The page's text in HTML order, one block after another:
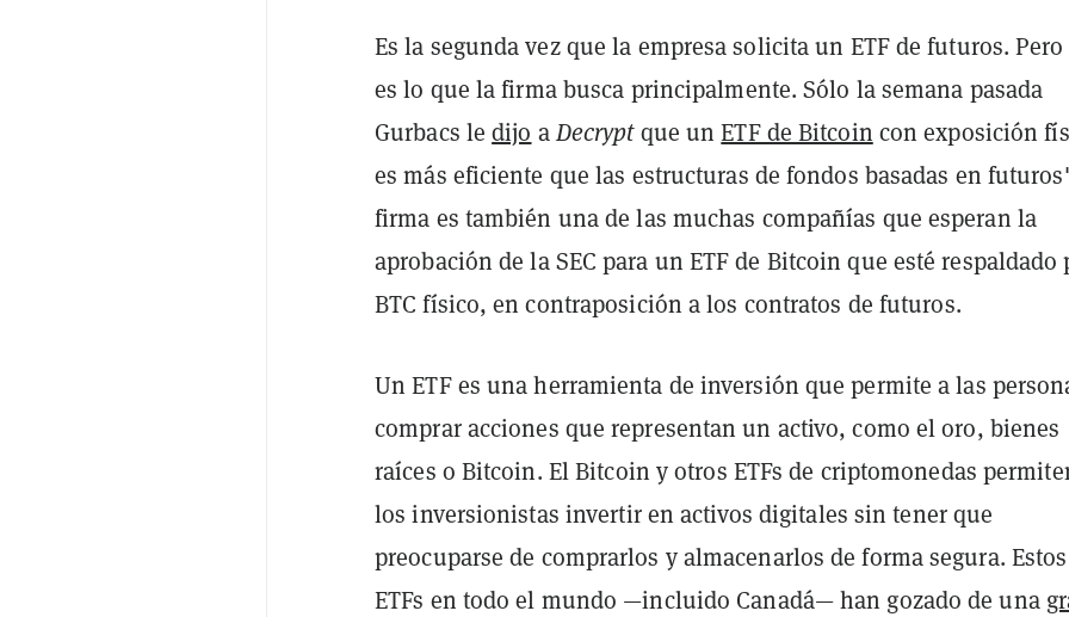
Es la segunda vez que la empresa solicita un ETF de futuros.
es lo que la firma busca principalmente. Sólo la semana pasada
Gurbacs ledijo aDecryptque unETF de Bitcoin con exposición
es más eficiente que las estructuras de fondos basadas en
firma es también una de las muchas compañías que esperan la
aprobación de la SEC para un ETF de Bitcoin que esté respaldado
BTC físico, en contraposición a los contratos de futuros.
Un ETF es una herramienta de inversión que permite a las
comprar acciones que representan un activo, como el oro, bienes
raíces o Bitcoin. El Bitcoin y otros ETFs de criptomonedas
los inversionistas invertir en activos digitales sin tener que
preocuparse de comprarlos y almacenarlos de forma segura. Estos
ETFs en todo el mundo —incluido Canadá— han gozado de una